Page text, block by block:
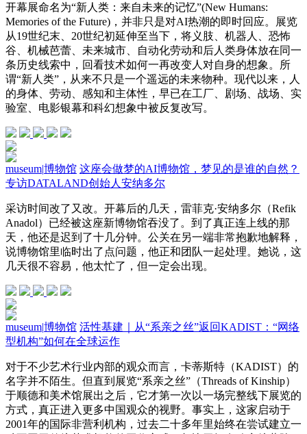
开幕展命名为“新人类：来自未来的记忆”(New Humans:
Memories of the Future)，并非只是对AI热潮的即时回应。展览
从19世纪末、20世纪初延伸至当下，将义肢、机器人、恐怖
谷、机械芭蕾、未来城市、自动化劳动和后人类身体放在同一
条历史线索中，回看技术如何一再改变人对自身的想象。所
谓“新人类”，从来不只是一个遥远的未来物种。现代以来，人
的身体、劳动、感知和主体性，早已在工厂、剧场、战场、实
验室、电影银幕和科幻想象中被反复改写。
museum|博物馆 这座会做梦的AI博物馆，梦见的是谁的自然？
专访DATALAND创始人安纳多尔
采访时间改了又改。开幕后的几天，雷菲克·安纳多尔（Refik
Anadol）已经被这座新博物馆吞没了。到了真正连上线的那
天，他还是迟到了十几分钟。公关在另一端非常抱歉地解释，
说博物馆里临时出了点问题，他正和团队一起处理。她说，这
几天很不容易，他太忙了，但一定会出现。
museum|博物馆 活性基建｜从“系亲之丝”返回KADIST：“网络
型机构”如何在全球运作
对于不少艺术行业内部的观众而言，卡蒂斯特（KADIST）的
名字并不陌生。但直到展览“系亲之丝”（Threads of Kinship）
于顺德和美术馆展出之后，它才第一次以一场完整线下展览的
方式，真正进入更多中国观众的视野。事实上，这家启动于
2001年的国际非营利机构，过去二十多年里始终在尝试建立一